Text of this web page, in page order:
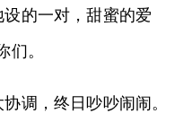
的一对，甜蜜的爱
们。
，终日吵吵闹闹。